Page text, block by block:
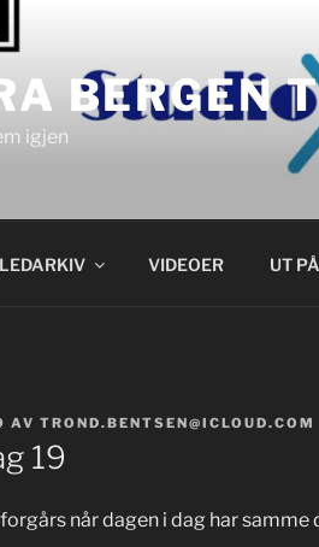
BERGEN
igjen
VIDEOER UT
AV TROND.BENTSEN@ICLOUD.COM
19
når dagen i dag har samme